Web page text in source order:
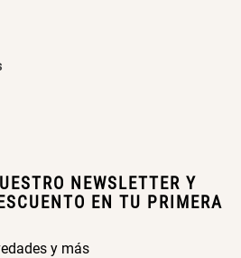
NEWSLETTER Y
EN TU PRIMERA
y más